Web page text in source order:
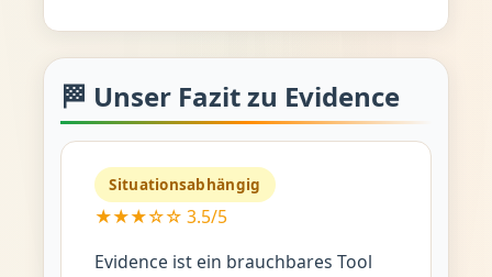
🏁 Unser Fazit zu Evidence
Situationsabhängig
★★★☆☆ 3.5/5
Evidence ist ein brauchbares Tool